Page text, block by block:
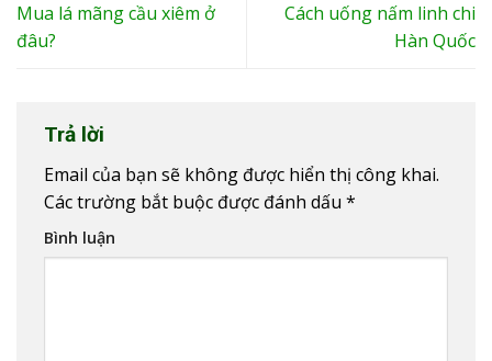
Mua lá mãng cầu xiêm ở
đâu?
Cách uống nấm linh chi
Hàn Quốc
Trả lời
Email của bạn sẽ không được hiển thị công khai.
Các trường bắt buộc được đánh dấu *
Bình luận